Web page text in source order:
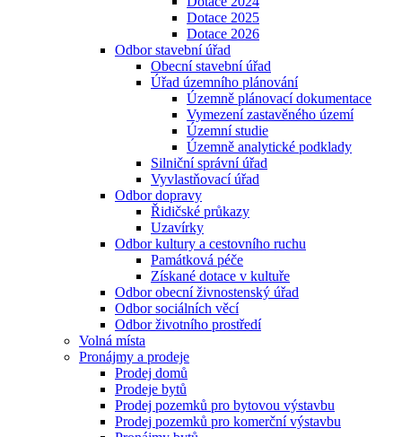
Dotace 2025
Dotace 2026
Odbor stavební úřad
Obecní stavební úřad
Úřad územního plánování
Územně plánovací dokumentace
Vymezení zastavěného území
Územní studie
Územně analytické podklady
Silniční správní úřad
Vyvlastňovací úřad
Odbor dopravy
Řidičské průkazy
Uzavírky
Odbor kultury a cestovního ruchu
Památková péče
Získané dotace v kultuře
Odbor obecní živnostenský úřad
Odbor sociálních věcí
Odbor životního prostředí
Volná místa
Pronájmy a prodeje
Prodej domů
Prodeje bytů
Prodej pozemků pro bytovou výstavbu
Prodej pozemků pro komerční výstavbu